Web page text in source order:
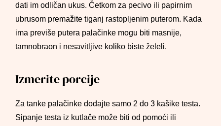
dati im odličan ukus. Četkom za pecivo ili papirnim
ubrusom premažite tiganj rastopljenim puterom. Kada
ima previše putera palačinke mogu biti masnije,
tamnobraon i nesavitljive koliko biste želeli.
Izmerite porcije
Za tanke palačinke dodajte samo 2 do 3 kašike testa.
Sipanje testa iz kutlače može biti od pomoći ili